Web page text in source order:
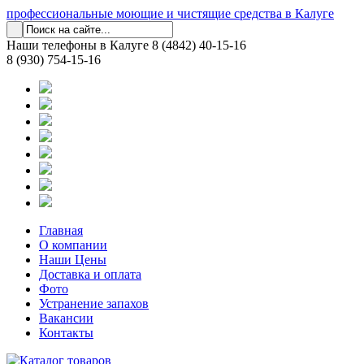
профессиональные моющие и чистящие средства в Калуге
Наши телефоны в Калуге 8 (4842) 40-15-16
8 (930) 754-15-16
Главная
О компании
Наши Цены
Доставка и оплата
Фото
Устранение запахов
Вакансии
Контакты